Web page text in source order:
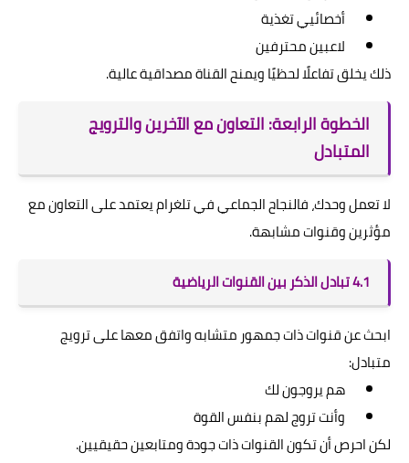
أخصائيي تغذية
لاعبين محترفين
ذلك يخلق تفاعلًا لحظيًا ويمنح القناة مصداقية عالية.
الخطوة الرابعة: التعاون مع الآخرين والترويج
المتبادل
لا تعمل وحدك، فالنجاح الجماعي في تلغرام يعتمد على التعاون مع
مؤثرين وقنوات مشابهة.
4.1 تبادل الذكر بين القنوات الرياضية
ابحث عن قنوات ذات جمهور متشابه واتفق معها على ترويج
متبادل:
هم يروجون لك
وأنت تروج لهم بنفس القوة
لكن احرص أن تكون القنوات ذات جودة ومتابعين حقيقيين.